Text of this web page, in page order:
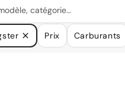
disponible.
de nombreuses voitures qui
à vos besoins.
Prix Carburants